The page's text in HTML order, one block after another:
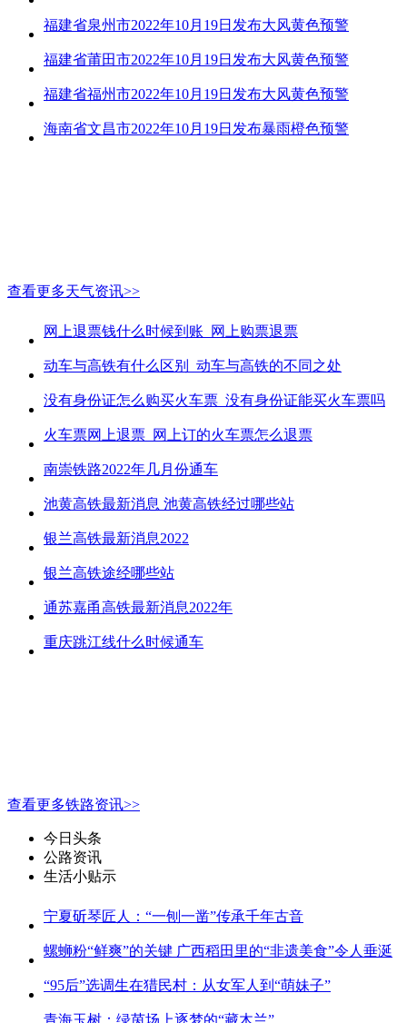
福建省泉州市2022年10月19日发布大风黄色预警
福建省莆田市2022年10月19日发布大风黄色预警
福建省福州市2022年10月19日发布大风黄色预警
海南省文昌市2022年10月19日发布暴雨橙色预警
查看更多天气资讯>>
网上退票钱什么时候到账_网上购票退票
动车与高铁有什么区别_动车与高铁的不同之处
没有身份证怎么购买火车票_没有身份证能买火车票吗
火车票网上退票_网上订的火车票怎么退票
南崇铁路2022年几月份通车
池黄高铁最新消息 池黄高铁经过哪些站
银兰高铁最新消息2022
银兰高铁途经哪些站
通苏嘉甬高铁最新消息2022年
重庆跳江线什么时候通车
查看更多铁路资讯>>
今日头条
公路资讯
生活小贴示
宁夏斫琴匠人：“一刨一凿”传承千年古音
螺蛳粉“鲜爽”的关键 广西稻田里的“非遗美食”令人垂涎
“95后”选调生在猎民村：从女军人到“萌妹子”